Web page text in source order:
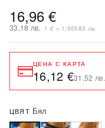
16,96 €
33,18 лв. · 1 € = 1,95583 лв.
ЦЕНА С КАРТА
16,12 €31,52 лв.
ЦВЯТ Бял